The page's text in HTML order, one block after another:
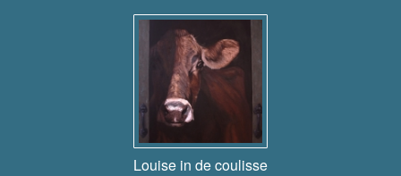
Louise in de coulisse